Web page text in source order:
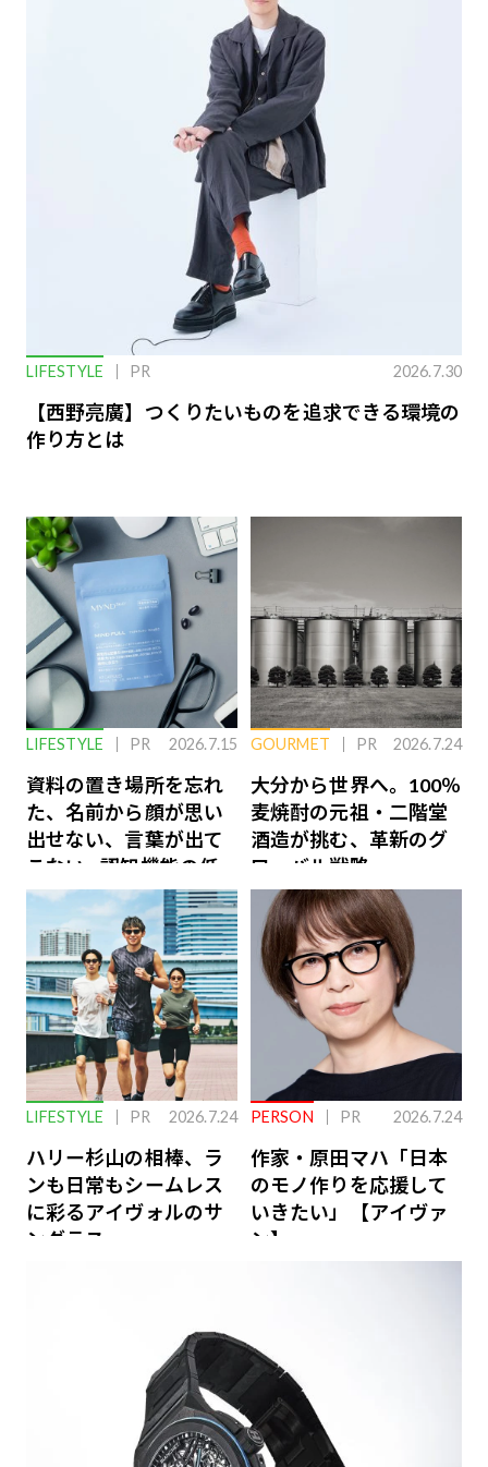
LIFESTYLE PR 2026.7.30
【西野亮廣】つくりたいものを追求できる環境の
作り方とは
LIFESTYLE PR 2026.7.15
資料の置き場所を忘れ
た、名前から顔が思い
出せない、言葉が出て
こない…認知機能の低
下を救う、脳のインナ
ーケアとは
GOURMET PR 2026.7.24
大分から世界へ。100％
麦焼酎の元祖・二階堂
酒造が挑む、革新のグ
ローバル戦略
LIFESTYLE PR 2026.7.24
ハリー杉山の相棒、ラ
ンも日常もシームレス
に彩るアイヴォルのサ
ングラス
PERSON PR 2026.7.24
作家・原田マハ「日本
のモノ作りを応援して
いきたい」【アイヴァ
ン】